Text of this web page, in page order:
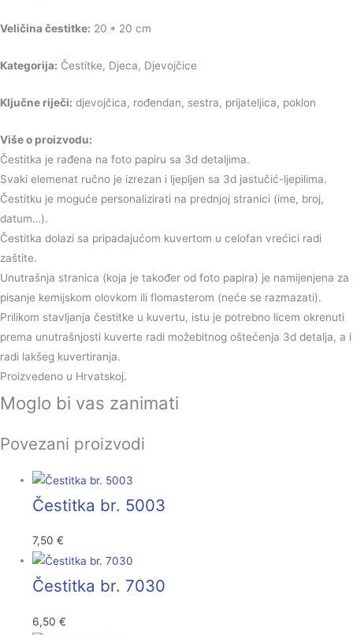
Veličina čestitke: 20 * 20 cm
Kategorija: Čestitke, Djeca, Djevojčice
Ključne riječi: djevojčica, rođendan, sestra, prijateljica, poklon
Više o proizvodu:
Čestitka je rađena na foto papiru sa 3d detaljima.
Svaki elemenat ručno je izrezan i ljepljen sa 3d jastučić-ljepilima.
Čestitku je moguće personalizirati na prednjoj stranici (ime, broj,
datum…).
Čestitka dolazi sa pripadajućom kuvertom u celofan vrećici radi
zaštite.
Unutrašnja stranica (koja je također od foto papira) je namijenjena za
pisanje kemijskom olovkom ili flomasterom (neće se razmazati).
Prilikom stavljanja čestitke u kuvertu, istu je potrebno licem okrenuti
prema unutrašnjosti kuverte radi možebitnog oštećenja 3d detalja, a i
radi lakšeg kuvertiranja.
Proizvedeno u Hrvatskoj.
Moglo bi vas zanimati
Povezani proizvodi
Čestitka br. 5003
7,50€
Čestitka br. 7030
6,50€